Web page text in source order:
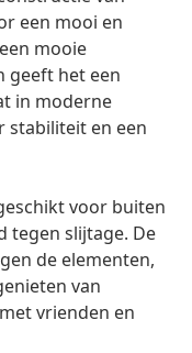
een mooi en
mooie
geeft het een
in moderne
stabiliteit en een
voor buiten
tegen slijtage. De
de elementen,
van
vrienden en